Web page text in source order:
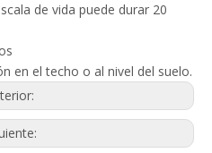
de vida puede durar 20
en el techo o al nivel del suelo.